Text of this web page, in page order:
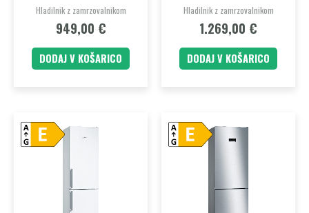
Hladilnik z zamrzovalnikom
949,00 €
DODAJ V KOŠARICO
Hladilnik z zamrzovalnikom
1.269,00 €
DODAJ V KOŠARICO